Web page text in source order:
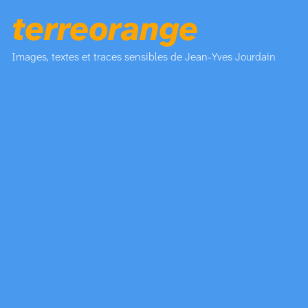
terreorange
Images, textes et traces sensibles de Jean-Yves Jourdain